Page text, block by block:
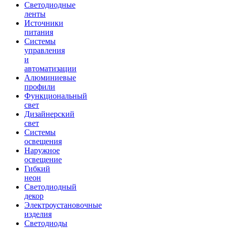
Светодиодные
ленты
Источники
питания
Системы
управления
и
автоматизации
Алюминиевые
профили
Функциональный
свет
Дизайнерский
свет
Системы
освещения
Наружное
освещение
Гибкий
неон
Светодиодный
декор
Электроустановочные
изделия
Светодиоды